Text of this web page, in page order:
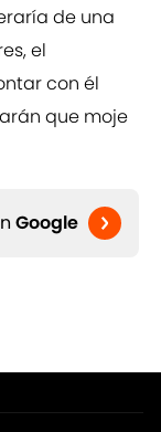
de una
el
con él
que moje
Google